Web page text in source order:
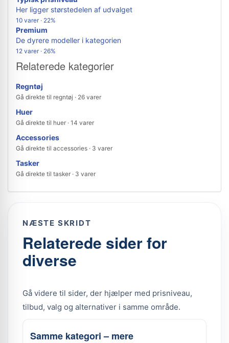
Her ligger størstedelen af udvalget
10 varer · 22%
Premium
De dyrere modeller i kategorien
12 varer · 26%
Relaterede kategorier
Regntøj
Gå direkte til regntøj · 26 varer
Huer
Gå direkte til huer · 14 varer
Accessories
Gå direkte til accessories · 3 varer
Tasker
Gå direkte til tasker · 3 varer
NÆSTE SKRIDT
Relaterede sider for
diverse
Gå videre til sider, der hjælper med prisniveau,
tilbud, valg og alternativer i samme område.
Samme kategori – mere